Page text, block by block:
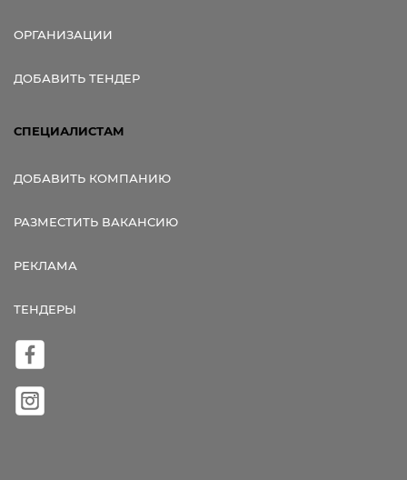
ОРГАНИЗАЦИИ
ДОБАВИТЬ ТЕНДЕР
СПЕЦИАЛИСТАМ
ДОБАВИТЬ КОМПАНИЮ
РАЗМЕСТИТЬ ВАКАНСИЮ
РЕКЛАМА
ТЕНДЕРЫ